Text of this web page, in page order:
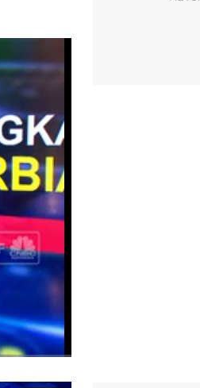
Korupsi
level
biaya-
program